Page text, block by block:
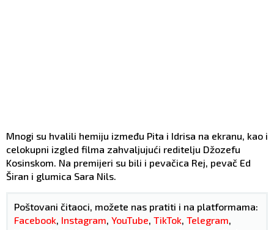
Mnogi su hvalili hemiju između Pita i Idrisa na ekranu, kao i
celokupni izgled filma zahvaljujući reditelju Džozefu
Kosinskom. Na premijeri su bili i pevačica Rej, pevač Ed
Širan i glumica Sara Nils.
Poštovani čitaoci, možete nas pratiti i na platformama:
Facebook, Instagram, YouTube, TikTok, Telegram,